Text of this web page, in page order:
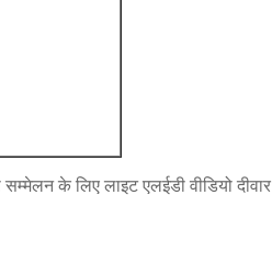
के लिए लाइट एलईडी वीडियो दीवार